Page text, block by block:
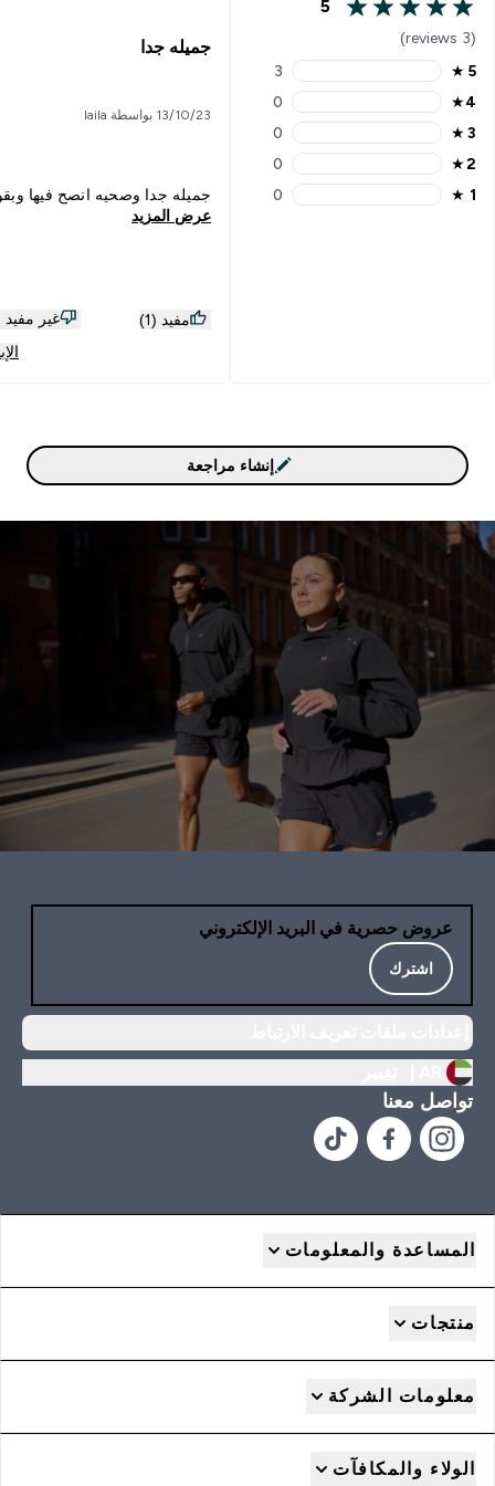
5 out of 5 stars
5
(3 reviews)
5 stars rating 3 reviews
5
★
3
4 stars rating 0 reviews
4
★
0
3 stars rating 0 reviews
3
★
0
2 stars rating 0 reviews
2
★
0
1 stars rating 0 reviews
1
★
0
جميله جدا
13/10/23 بواسطة laila
جميله جدا وصحيه انصح فيها
عرض المزيد
مفيد (1)
غير مفيد
إنشاء مراجعة
عروض حصرية في البريد الإلكتروني
اشترك
تواصل معنا
المساعدة والمعلومات
منتجات
معلومات الشركة
الولاء والمكافآت